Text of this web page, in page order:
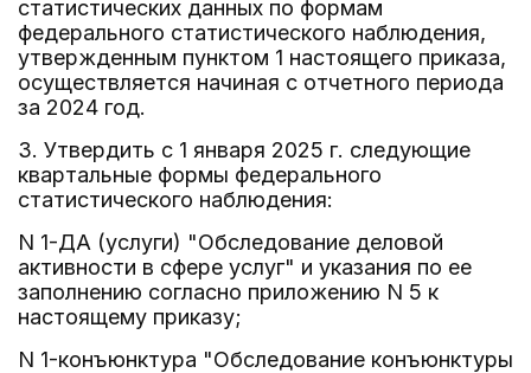
статистических данных по формам
федерального статистического наблюдения,
утвержденным пунктом 1 настоящего приказа,
осуществляется начиная с отчетного периода
за 2024 год.
3. Утвердить с 1 января 2025 г. следующие
квартальные формы федерального
статистического наблюдения:
N 1-ДА (услуги) "Обследование деловой
активности в сфере услуг" и указания по ее
заполнению согласно приложению N 5 к
настоящему приказу;
N 1-конъюнктура "Обследование конъюнктуры